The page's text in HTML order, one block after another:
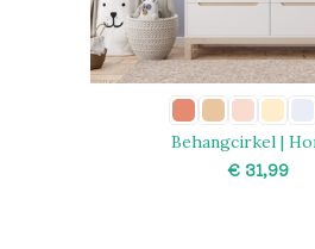
Behangcirkel |
€